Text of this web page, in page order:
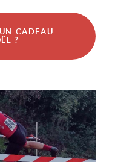
CADEAU
?